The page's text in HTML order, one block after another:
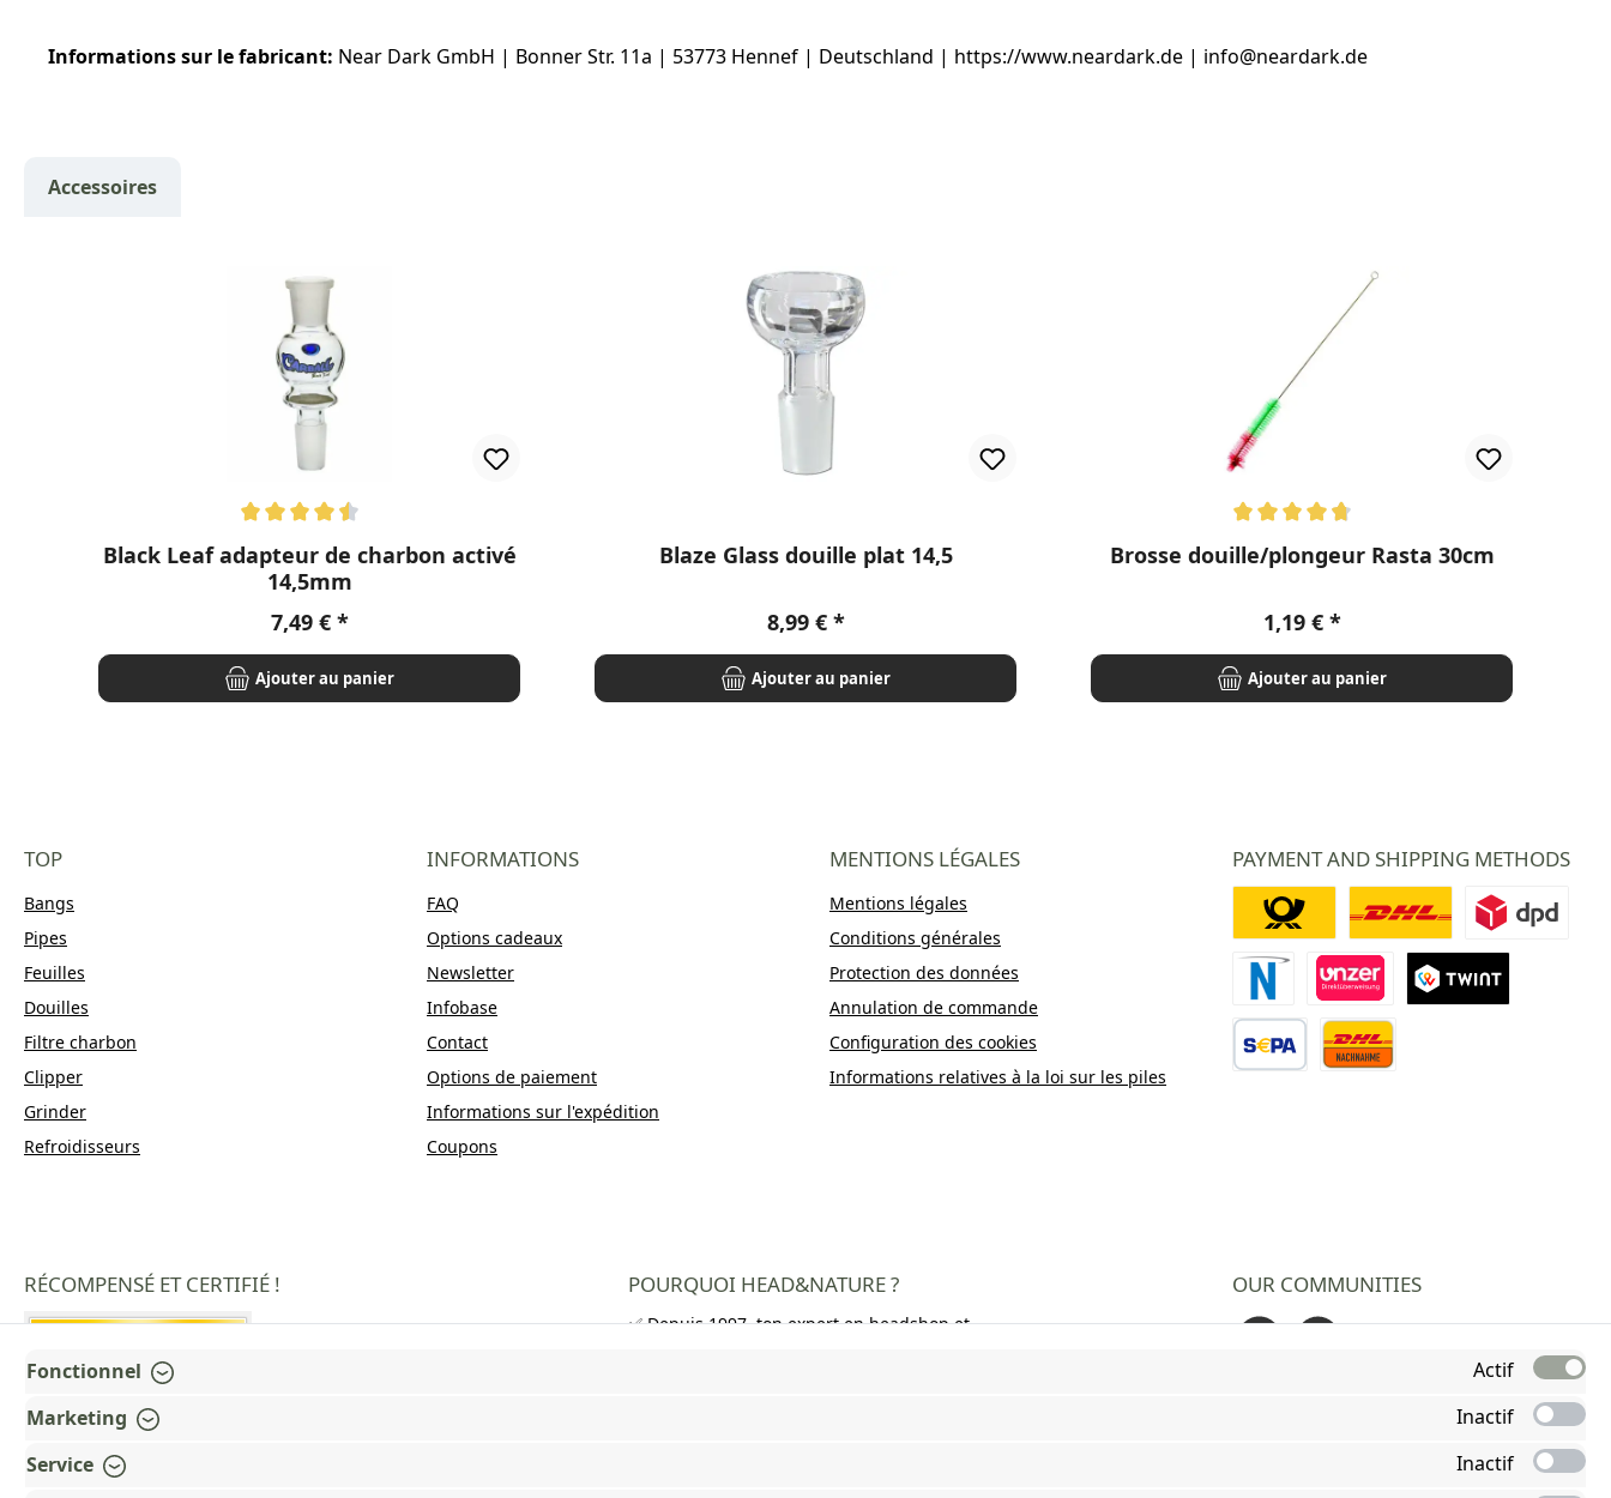
Informations sur le fabricant: Near Dark GmbH | Bonner Str. 11a | 53773 Hennef | Deutschland | https://www.neardark.de | info@neardark.de
Accessoires
Note moyenne de 4.5 sur 5 étoiles
Black Leaf adapteur de charbon activé
14,5mm
Prix régulier :
7,49 €
Ajouter au panier
Blaze Glass douille plat 14,5
Prix régulier :
8,99 €
Ajouter au panier
Note moyenne de 4.69 sur 5 étoiles
Brosse douille/plongeur Rasta 30cm
Prix régulier :
1,19 €
Ajouter au panier
TOP
Bangs
Pipes
Feuilles
Douilles
Filtre charbon
Clipper
Grinder
Refroidisseurs
INFORMATIONS
FAQ
Options cadeaux
Newsletter
Infobase
Contact
Options de paiement
Informations sur l'expédition
Coupons
MENTIONS LÉGALES
Mentions légales
Conditions générales
Protection des données
Annulation de commande
Configuration des cookies
Informations relatives à la loi sur les piles
PAYMENT AND SHIPPING METHODS
Paiement Novalnet
Virement direct
Deutsche PostDHL DPD
RÉCOMPENSÉ ET CERTIFIÉ ! POURQUOI HEAD&NATURE ?
✅ Depuis 1997, ton expert en headshop et
OUR COMMUNITIES
Fonctionnel
Actif
Marketing
Inactif
Service
Inactif